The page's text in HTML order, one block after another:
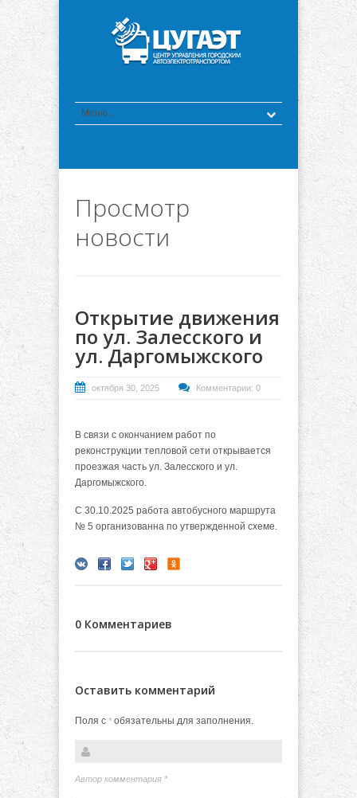
Просмотр
новости
Открытие движения
по ул. Залесского и
ул. Даргомыжского
октября 30, 2025 Комментарии: 0
В связи с окончанием работ по
реконструкции тепловой сети открывается
проезжая часть ул. Залесского и ул.
Даргомыжского.
С 30.10.2025 работа автобусного маршрута
№ 5 организованна по утвержденной схеме.
0 Комментариев
Оставить комментарий
Поля с *обязательны для заполнения.
Автор комментария *